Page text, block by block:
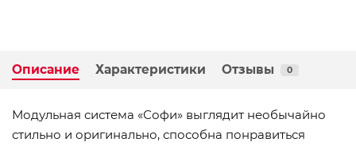
Описание Характеристики Отзывы 0
Модульная система «Софи» выглядит необычайно
стильно и оригинально, способна понравиться